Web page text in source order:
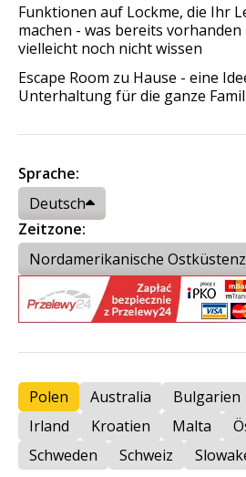
Funktionen auf Lockme, die Ihr
machen - was bereits vorhanden
vielleicht noch nicht wissen
Escape Room zu Hause - eine
Unterhaltung für die ganze
Sprache:
Deutsch
Zeitzone:
Nordamerikanische
Polen Australia Bulgarien
Irland
Kroatien Malta
Schweden
Schweiz